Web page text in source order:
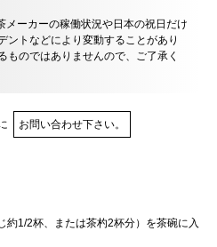
メーカーの稼働状況や日本の祝日だけ
ントなどにより変動することがあり
ものではありませんので、ご了承く
お問い合わせ下さい。
約1/2杯、または茶杓2杯分）を茶碗に入